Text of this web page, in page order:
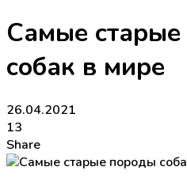
Самые
собак в мире
26.04.2021
13
Share